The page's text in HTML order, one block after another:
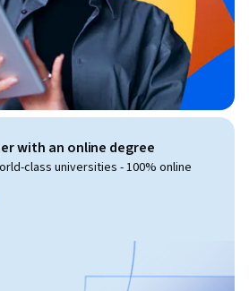
with an online degree
class universities - 100% online